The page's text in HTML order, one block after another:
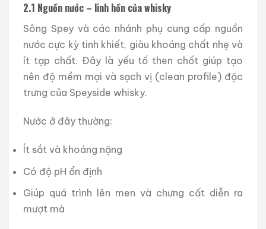
2.1 Nguồn nước – linh hồn của whisky
Sông Spey và các nhánh phụ cung cấp nguồn
nước cực kỳ tinh khiết, giàu khoáng chất nhẹ và
ít tạp chất. Đây là yếu tố then chốt giúp tạo
nên độ mềm mại và sạch vị (clean profile) đặc
trưng của Speyside whisky.
Nước ở đây thường:
Ít sắt và khoáng nặng
Có độ pH ổn định
Giúp quá trình lên men và chưng cất diễn ra
mượt mà